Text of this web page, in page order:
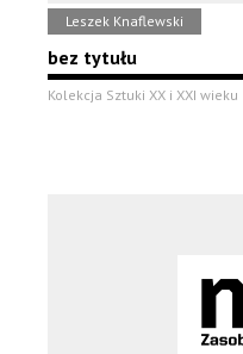
Leszek Knaflewski
bez tytułu
Kolekcja Sztuki XX i XXI wieku